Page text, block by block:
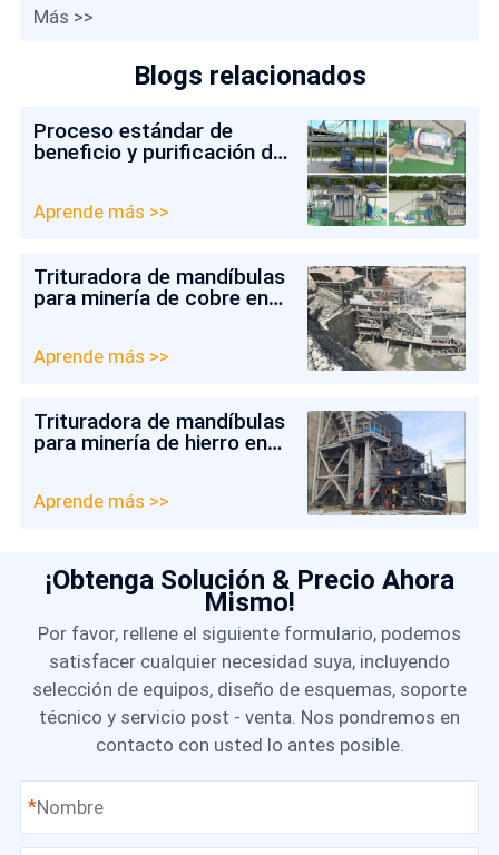
Más >>
Blogs relacionados
Proceso estándar de
beneficio y purificación de
Aprende más >>
Trituradora de mandíbulas
para minería de cobre en
Aprende más >>
Trituradora de mandíbulas
para minería de hierro en
Aprende más >>
¡Obtenga Solución & Precio Ahora
Mismo!
Por favor, rellene el siguiente formulario, podemos
satisfacer cualquier necesidad suya, incluyendo
selección de equipos, diseño de esquemas, soporte
técnico y servicio post - venta. Nos pondremos en
contacto con usted lo antes posible.
*